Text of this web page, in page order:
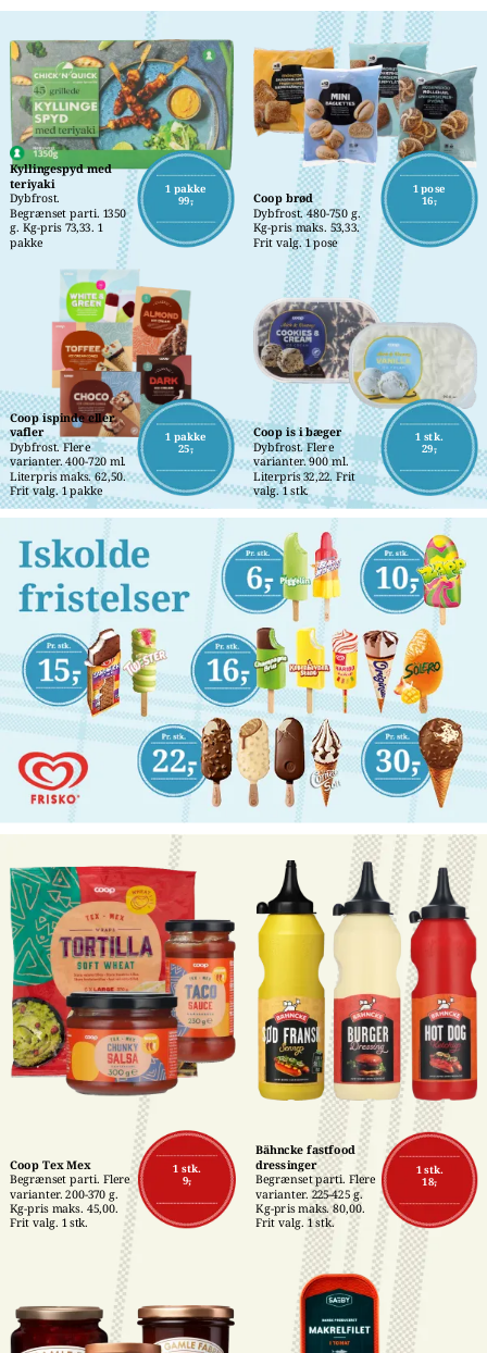
1 pakke
99,-
Kyllingespyd med
teriyaki
Dybfrost.
Begrænset parti. 1350
g. Kg-pris 73,33. 1
pakke
1 pose
16,-
Coop brød
Dybfrost. 480-750 g.
Kg-pris maks. 53,33.
Frit valg. 1 pose
1 pakke
25,-
Coop ispinde eller
vafler
Dybfrost. Flere
varianter. 400-720 ml.
Literpris maks. 62,50.
Frit valg. 1 pakke
1 stk.
29,-
Coop is i bæger
Dybfrost. Flere
varianter. 900 ml.
Literpris 32,22. Frit
valg. 1 stk.
1 stk.
9,-
Coop Tex Mex
Begrænset parti. Flere
varianter. 200-370 g.
Kg-pris maks. 45,00.
Frit valg. 1 stk.
1 stk.
18,-
Bähncke fastfood
dressinger
Begrænset parti. Flere
varianter. 225-425 g.
Kg-pris maks. 80,00.
Frit valg. 1 stk.